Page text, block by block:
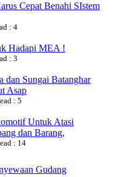
Cepat Benahi SIstem
: 4
Hadapi MEA !
: 3
dan Sungai Batanghar
Asap
: 5
Untuk Atasi
dan Barang,
: 14
Gudang